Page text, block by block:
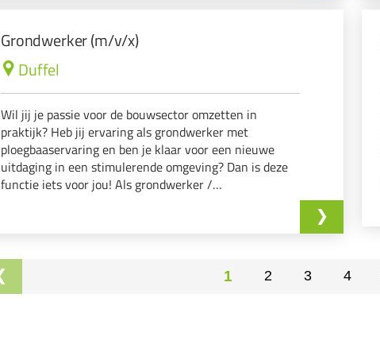
Grondwerker (m/v/x)
Duffel
Wil jij je passie voor de bouwsector omzetten in
praktijk? Heb jij ervaring als grondwerker met
ploegbaaservaring en ben je klaar voor een nieuwe
uitdaging in een stimulerende omgeving? Dan is deze
functie iets voor jou! Als grondwerker /
1 2 3 4